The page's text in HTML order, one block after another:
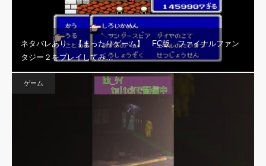
ネタバレあり 【まったりゲーム】 FC版 ファイナルファン
タジー２をプレイしてみ…
ゲーム